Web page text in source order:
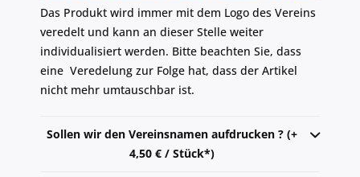
Das Produkt wird immer mit dem Logo des Vereins
veredelt und kann an dieser Stelle weiter
individualisiert werden. Bitte beachten Sie, dass
eine Veredelung zur Folge hat, dass der Artikel
nicht mehr umtauschbar ist.
Sollen wir den Vereinsnamen aufdrucken ? (+
4,50 € / Stück*)